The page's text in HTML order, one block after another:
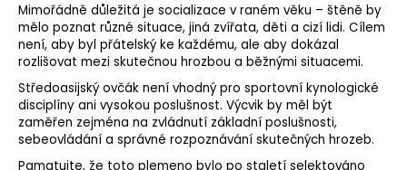
Mimořádně důležitá je socializace v raném věku – štěně by
mělo poznat různé situace, jiná zvířata, děti a cizí lidi. Cílem
není, aby byl přátelský ke každému, ale aby dokázal
rozlišovat mezi skutečnou hrozbou a běžnými situacemi.
Středoasijský ovčák není vhodný pro sportovní kynologické
disciplíny ani vysokou poslušnost. Výcvik by měl být
zaměřen zejména na zvládnutí základní poslušnosti,
sebeovládání a správné rozpoznávání skutečných hrozeb.
Pamatujte, že toto plemeno bylo po staletí selektováno